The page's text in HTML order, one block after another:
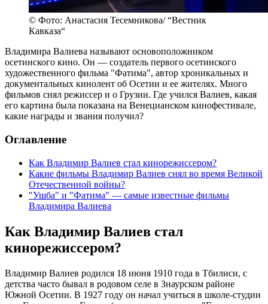
© Фото: Анастасия Тесемникова/ “Вестник
Кавказа“
Владимира Валиева называют основоположником
осетинского кино. Он — создатель первого осетинского
художественного фильма "Фатима", автор хроникальных и
документальных кинолент об Осетии и ее жителях. Много
фильмов снял режиссер и о Грузии. Где учился Валиев, какая
его картина была показана на Венецианском кинофестивале,
какие награды и звания получил?
Оглавление
Как Владимир Валиев стал кинорежиссером?
Какие фильмы Владимир Валиев снял во время Великой
Отечественной войны?
"Ушба" и "Фатима" — самые известные фильмы
Владимира Валиева
Как Владимир Валиев стал
кинорежиссером?
Владимир Валиев родился 18 июня 1910 года в Тбилиси, с
детства часто бывал в родовом селе в Знаурском районе
Южной Осетии. В 1927 году он начал учиться в школе-студии